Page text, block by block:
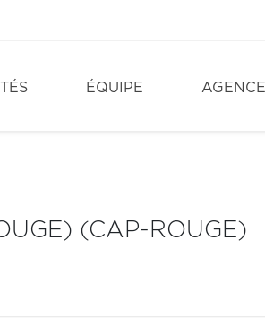
ÉQUIPE AGENCE
(CAP-ROUGE)